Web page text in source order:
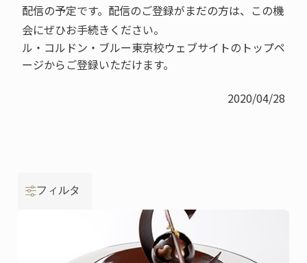
配信の予定です。配信のご登録がまだの方は、この機
会にぜひお手続きください。
ル・コルドン・ブルー東京校ウェブサイトのトップペ
ージからご登録いただけます。
2020/04/28
フィルタ